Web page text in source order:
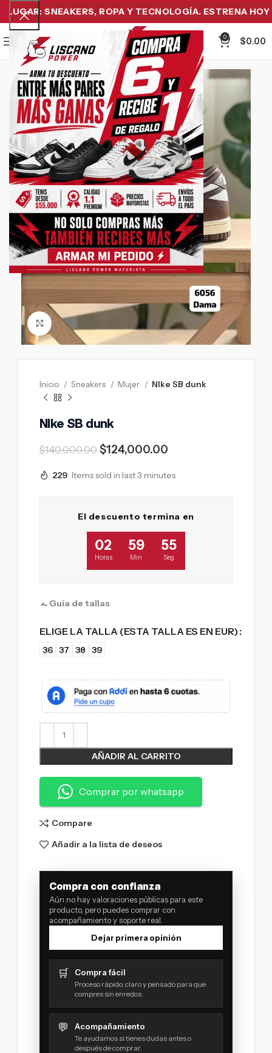
SNEAKERS, ROPA Y TECNOLOGÍA. ESTRENA HOY Y
Menu
0
$0.00
-11%
Click to enlarge
Inicio Sneakers Mujer NIke SB dunk
NIke SB dunk
$140,000.00 $124,000.00
229 Items sold in last 3 minutes
El descuento termina en
02
Horas
59
Min
54
Seg
Guía de tallas
ELIGE LA TALLA (ESTA TALLA ES EN EUR)
36 37 38 39
AÑADIR AL CARRITO
Comprar por whatsapp
Compare
Añadir a la lista de deseos
Compra con confianza
Aún no hay valoraciones públicas para este
producto, pero puedes comprar con
acompañamiento y soporte real.
Dejar primera opinión
🛒 Compra fácil
Proceso rápido, claro y pensado para que
compres sin enredos.
💬 Acompañamiento
Te ayudamos si tienes dudas antes o
después de comprar.